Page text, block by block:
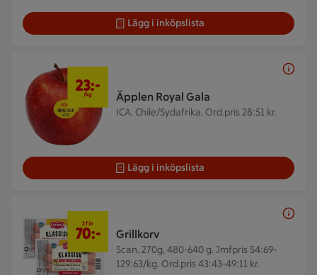
Lägg i inköpslista
Äpplen Royal Gala
ICA. Chile/Sydafrika. Ord.pris 28:51 kr.
23:-
/kg
Lägg i inköpslista
Grillkorv
Scan. 270g, 480-640 g. Jmfpris 54:69-
129:63/kg. Ord.pris 43:43-49:11 kr.
2 för 70 kr
2 för
70:-